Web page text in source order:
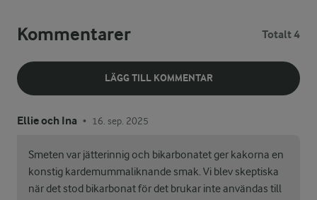
Kommentarer Totalt 4
LÄGG TILL KOMMENTAR
Ellie och Ina • 16. sep. 2025
Smeten var jätterinnig och bikarbonatet ger kakorna en
konstig kardemummaliknande smak. Vi blev skeptiska
när det stod bikarbonat för det brukar inte användas till